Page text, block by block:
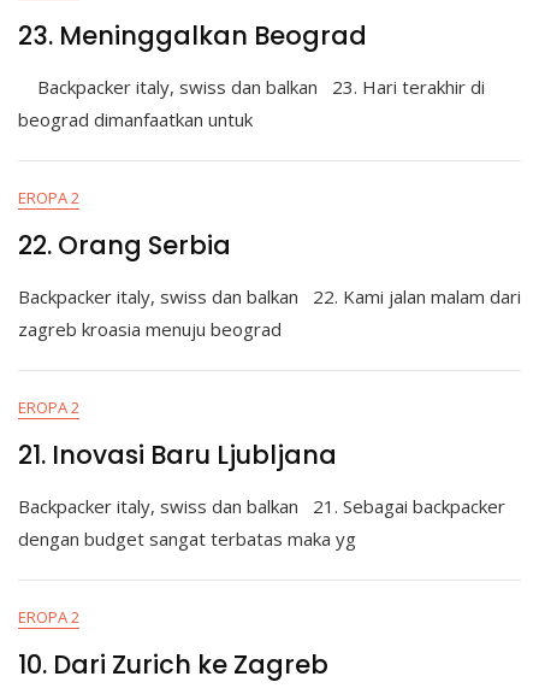
23. Meninggalkan Beograd
Backpacker italy, swiss dan balkan 23. Hari terakhir di
beograd dimanfaatkan untuk
EROPA 2
22. Orang Serbia
Backpacker italy, swiss dan balkan 22. Kami jalan malam dari
zagreb kroasia menuju beograd
EROPA 2
21. Inovasi Baru Ljubljana
Backpacker italy, swiss dan balkan 21. Sebagai backpacker
dengan budget sangat terbatas maka yg
EROPA 2
10. Dari Zurich ke Zagreb